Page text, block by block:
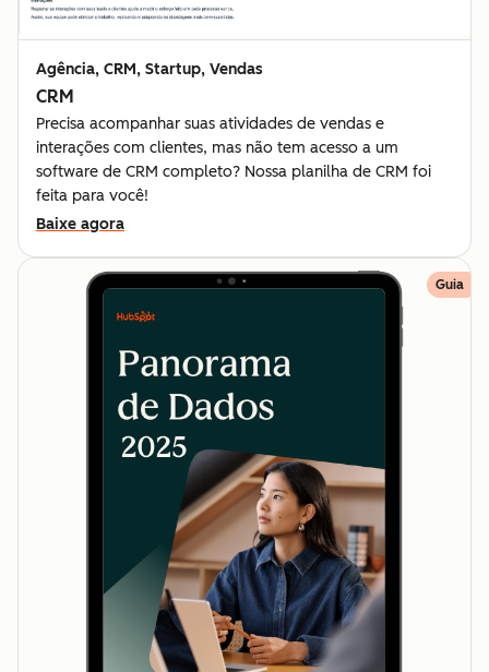
Agência, CRM, Startup, Vendas
CRM
Precisa acompanhar suas atividades de vendas e
interações com clientes, mas não tem acesso a um
software de CRM completo? Nossa planilha de CRM foi
feita para você!
Baixe agora
Guia